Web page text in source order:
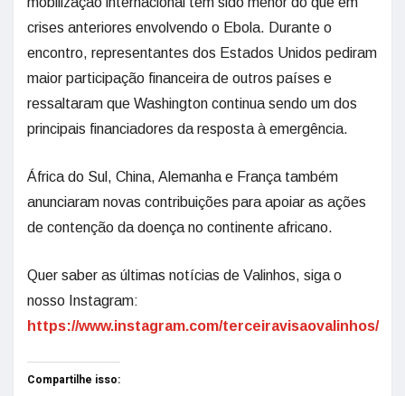
crises anteriores envolvendo o Ebola. Durante o
encontro, representantes dos Estados Unidos pediram
maior participação financeira de outros países e
ressaltaram que Washington continua sendo um dos
principais financiadores da resposta à emergência.
África do Sul, China, Alemanha e França também
anunciaram novas contribuições para apoiar as ações
de contenção da doença no continente africano.
Quer saber as últimas notícias de Valinhos, siga o
nosso Instagram:
https://www.instagram.com/terceiravisaovalinhos/
Compartilhe isso: